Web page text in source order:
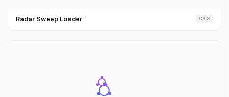
Radar Sweep Loader CSS